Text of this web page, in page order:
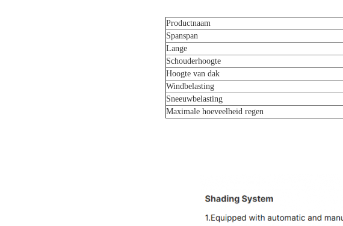
Productnaam
Spanspan
Lange
Schouderhoogte
Hoogte van dak
Windbelasting
Sneeuwbelasting
Maximale hoeveelheid regen